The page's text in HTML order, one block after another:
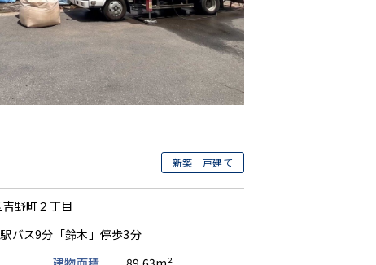
新築一戸建て
野町２丁目
バス9分「鈴木」停歩3分